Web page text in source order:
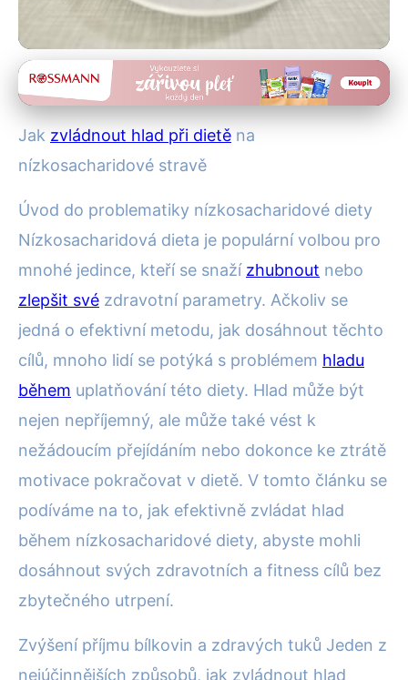
Hubnutí a diety
Jak zvládnout hlad na low-carb
dietě: Efektivní tipy
Jak zvládnout hlad při dietě na
nízkosacharidové stravě
Úvod do problematiky nízkosacharidové diety
Nízkosacharidová dieta je populární volbou pro
mnohé jedince, kteří se snaží zhubnout nebo
zlepšit své zdravotní parametry. Ačkoliv se
jedná o efektivní metodu, jak dosáhnout těchto
cílů, mnoho lidí se potýká s problémem hladu
během uplatňování této diety. Hlad může být
nejen nepříjemný, ale může také vést k
nežádoucím přejídáním nebo dokonce ke ztrátě
motivace pokračovat v dietě. V tomto článku se
podíváme na to, jak efektivně zvládat hlad
během nízkosacharidové diety, abyste mohli
dosáhnout svých zdravotních a fitness cílů bez
zbytečného utrpení.
Zvýšení příjmu bílkovin a zdravých tuků Jeden z
nejúčinnějších způsobů, jak zvládnout hlad